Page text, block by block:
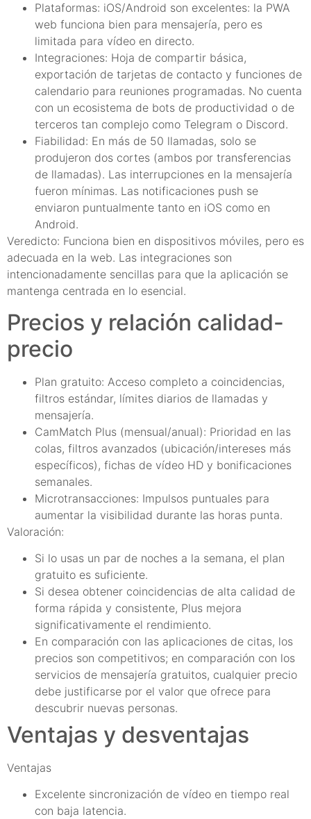
Plataformas: iOS/Android son excelentes: la PWA
web funciona bien para mensajería, pero es
limitada para vídeo en directo.
Integraciones: Hoja de compartir básica,
exportación de tarjetas de contacto y funciones de
calendario para reuniones programadas. No cuenta
con un ecosistema de bots de productividad o de
terceros tan complejo como Telegram o Discord.
Fiabilidad: En más de 50 llamadas, solo se
produjeron dos cortes (ambos por transferencias
de llamadas). Las interrupciones en la mensajería
fueron mínimas. Las notificaciones push se
enviaron puntualmente tanto en iOS como en
Android.
Veredicto: Funciona bien en dispositivos móviles, pero es
adecuada en la web. Las integraciones son
intencionadamente sencillas para que la aplicación se
mantenga centrada en lo esencial.
Precios y relación calidad-
precio
Plan gratuito: Acceso completo a coincidencias,
filtros estándar, límites diarios de llamadas y
mensajería.
CamMatch Plus (mensual/anual): Prioridad en las
colas, filtros avanzados (ubicación/intereses más
específicos), fichas de vídeo HD y bonificaciones
semanales.
Microtransacciones: Impulsos puntuales para
aumentar la visibilidad durante las horas punta.
Valoración:
Si lo usas un par de noches a la semana, el plan
gratuito es suficiente.
Si desea obtener coincidencias de alta calidad de
forma rápida y consistente, Plus mejora
significativamente el rendimiento.
En comparación con las aplicaciones de citas, los
precios son competitivos; en comparación con los
servicios de mensajería gratuitos, cualquier precio
debe justificarse por el valor que ofrece para
descubrir nuevas personas.
Ventajas y desventajas
Ventajas
Excelente sincronización de vídeo en tiempo real
con baja latencia.